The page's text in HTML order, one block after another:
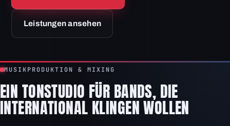
Leistungen ansehen
MUSIKPRODUKTION & MIXING
EIN TONSTUDIO FÜR BANDS, DIE
INTERNATIONAL KLINGEN WOLLEN